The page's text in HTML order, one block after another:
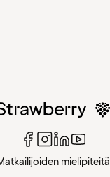
mielipiteitä